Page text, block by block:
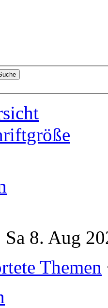
8. Aug
Themen